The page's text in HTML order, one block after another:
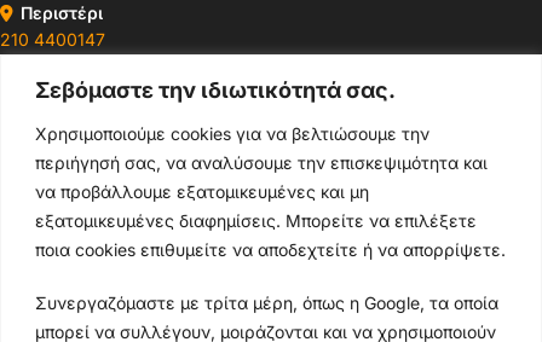
Σεβόμαστε την ιδιωτικότητά σας.
Χρησιμοποιούμε cookies για να βελτιώσουμε την
περιήγησή σας, να αναλύσουμε την επισκεψιμότητα και
να προβάλλουμε εξατομικευμένες και μη
εξατομικευμένες διαφημίσεις. Μπορείτε να επιλέξετε
ποια cookies επιθυμείτε να αποδεχτείτε ή να απορρίψετε.
Συνεργαζόμαστε με τρίτα μέρη, όπως η Google, τα οποία
μπορεί να συλλέγουν, μοιράζονται και να χρησιμοποιούν
Περιστέρι
210 4400147
Ωράρια & Διευθύνσεις →
210 4929089
Κεντρικό τηλέφωνο
info@thikishop.gr
Δευ - Σάβ: 10:00 - 21:00